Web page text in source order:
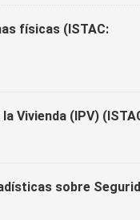
físicas (ISTAC:
Vivienda (IPV)
sobre